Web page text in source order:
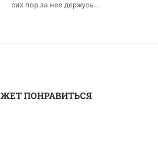
сих пор за нее держусь...
ПОНРАВИТЬСЯ